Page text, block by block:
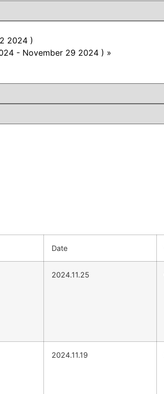
2024 )
- November 29 2024 ) »
Date
2024.11.25
2024.11.19